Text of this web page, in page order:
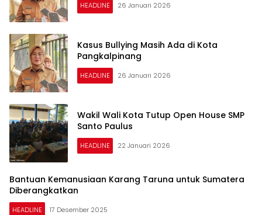
HEADLINE 26 Januari 2026
Kasus Bullying Masih Ada di Kota
Pangkalpinang
HEADLINE 26 Januari 2026
Wakil Wali Kota Tutup Open House SMP
Santo Paulus
HEADLINE 22 Januari 2026
Bantuan Kemanusiaan Karang Taruna untuk Sumatera
Diberangkatkan
HEADLINE 17 Desember 2025